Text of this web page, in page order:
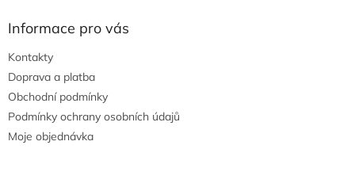
Informace pro vás
Kontakty
Doprava a platba
Obchodní podmínky
Podmínky ochrany osobních údajů
Moje objednávka